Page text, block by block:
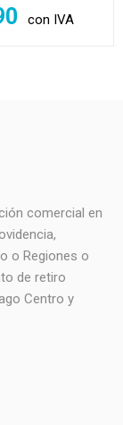
con IVA
comercial en
o Regiones o
de retiro
Centro y